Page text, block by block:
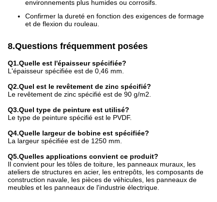
environnements plus humides ou corrosifs.
Confirmer la dureté en fonction des exigences de formage
et de flexion du rouleau.
8.Questions fréquemment posées
Q1.Quelle est l'épaisseur spécifiée?
L'épaisseur spécifiée est de 0,46 mm.
Q2.Quel est le revêtement de zinc spécifié?
Le revêtement de zinc spécifié est de 90 g/m2.
Q3.Quel type de peinture est utilisé?
Le type de peinture spécifié est le PVDF.
Q4.Quelle largeur de bobine est spécifiée?
La largeur spécifiée est de 1250 mm.
Q5.Quelles applications convient ce produit?
Il convient pour les tôles de toiture, les panneaux muraux, les
ateliers de structures en acier, les entrepôts, les composants de
construction navale, les pièces de véhicules, les panneaux de
meubles et les panneaux de l'industrie électrique.